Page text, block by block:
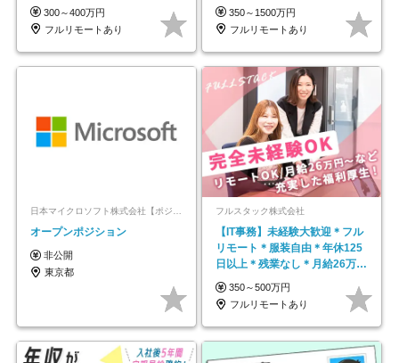
平均年齢33歳
300～400万円
フルリモートあり
350～1500万円
フルリモートあり
日本マイクロソフト株式会社【ポジションマッチ登録】
オープンポジション
非公開
東京都
フルスタック株式会社
【IT事務】未経験大歓迎＊フル
リモート＊服装自由＊年休125
日以上＊残業なし＊月給26万円
以上
350～500万円
フルリモートあり